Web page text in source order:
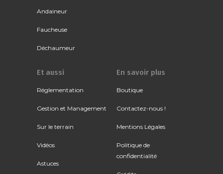
Andaineur
Faucheuse
Déchaumeur
Et aussi
Réglementation
Gestion et Management
Sur le terrain
Vidéos
Astuces
En savoir plus
Boutique
Contactez-nous !
Mentions Légales
Politique de
confidentialité